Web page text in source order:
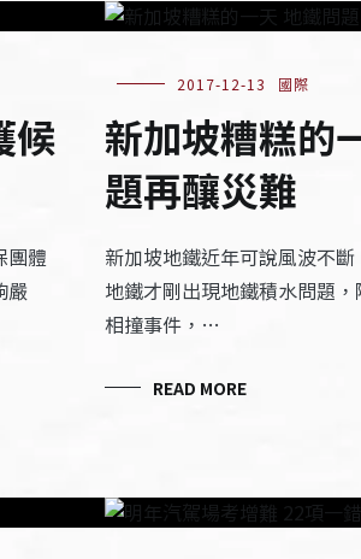
候
團體
嚴
2017-12-13 國際
新加坡糟糕的
題再釀災難
新加坡地鐵近年可說風波不
地鐵才剛出現地鐵積水問題
相撞事件，…
READ MORE